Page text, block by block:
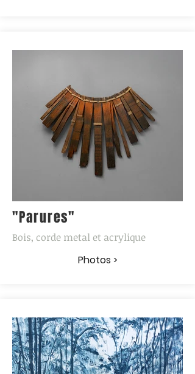
"Parures"
Bois, corde metal et acrylique
Photos >